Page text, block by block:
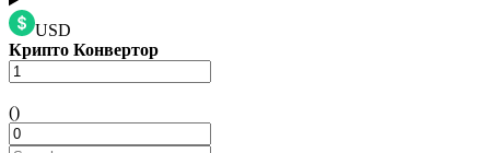
USD
Крипто Конвертор
()